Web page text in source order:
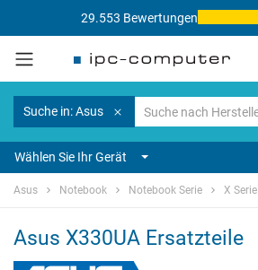
29.553 Bewertungen
Suche in: Asus
Wählen Sie Ihr Gerät
Asus Notebook Notebook Serie X Serie
Asus X330UA Ersatzteile